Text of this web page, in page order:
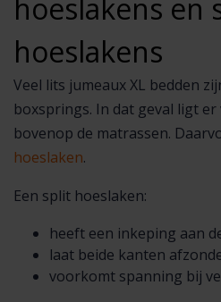
hoeslakens en
hoeslakens
Veel lits jumeaux XL bedden
boxsprings. In dat geval ligt
bovenop de matrassen.
hoeslaken.
Een split hoeslaken:
heeft een inkeping aan
laat beide kanten
voorkomt spanning bij